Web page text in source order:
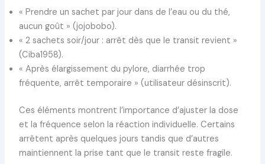
« Prendre un sachet par jour dans de l’eau ou du thé,
aucun goût » (jojobobo).
« 2 sachets soir/jour : arrêt dès que le transit revient »
(Ciba1958).
« Après élargissement du pylore, diarrhée trop
fréquente, arrêt temporaire » (utilisateur désinscrit).
Ces éléments montrent l’importance d’ajuster la dose
et la fréquence selon la réaction individuelle. Certains
arrêtent après quelques jours tandis que d’autres
maintiennent la prise tant que le transit reste fragile.